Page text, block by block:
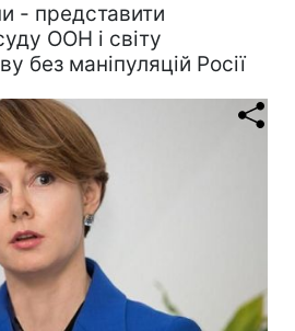
- представити
ООН і світу
без маніпуляцій Росії